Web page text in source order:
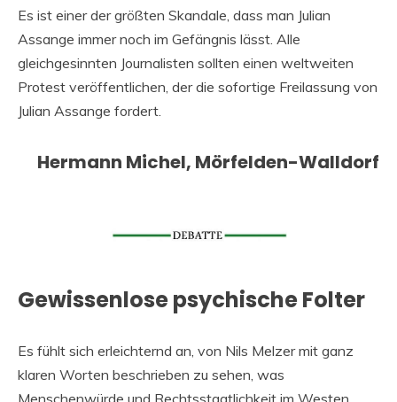
Es ist einer der größten Skandale, dass man Julian
Assange immer noch im Gefängnis lässt. Alle
gleichgesinnten Journalisten sollten einen weltweiten
Protest veröffentlichen, der die sofortige Freilassung von
Julian Assange fordert.
Hermann Michel, Mörfelden-Walldorf
Gewissenlose psychische Folter
Es fühlt sich erleichternd an, von Nils Melzer mit ganz
klaren Worten beschrieben zu sehen, was
Menschenwürde und Rechtsstaatlichkeit im Westen